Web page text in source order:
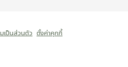
เป็นส่วนตัว ตั้งค่าคุกกี้